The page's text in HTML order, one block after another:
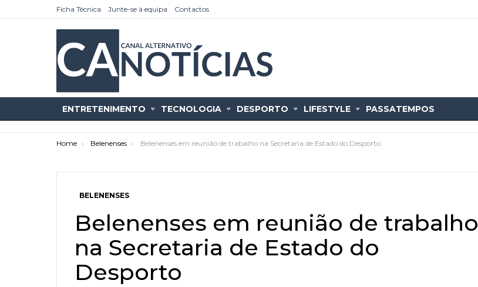
Ficha Técnica Junte-se à equipa Contactos
ENTRETENIMENTO TECNOLOGIA DESPORTO LIFESTYLE PASSATEMPOS
You are here:
Home Belenenses Belenenses em reunião de trabalho na Secretaria de Estado do Desporto
BELENENSES
Belenenses em reunião de trabalho
na Secretaria de Estado do
Desporto